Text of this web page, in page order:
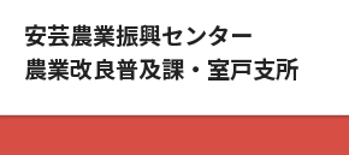
安芸農業振興センター
農業改良普及課・室戸支所